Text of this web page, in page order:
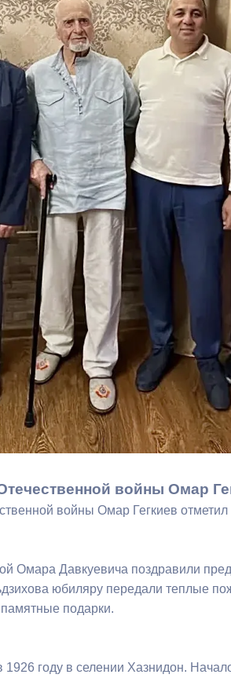
Кадровая политика
Контактная
органов
Списки граждан,
учете в качестве
улучшении
г. Владикавказ
Общественное
документов
планирования
Порядок
действий органов
самоуправления
Выборы 2026
войны Омар
войны Омар Гегкиев
Омара Давкуевича поздравили
юбиляру передали теплые
подарки.
1926 году в селении Хазнидон.